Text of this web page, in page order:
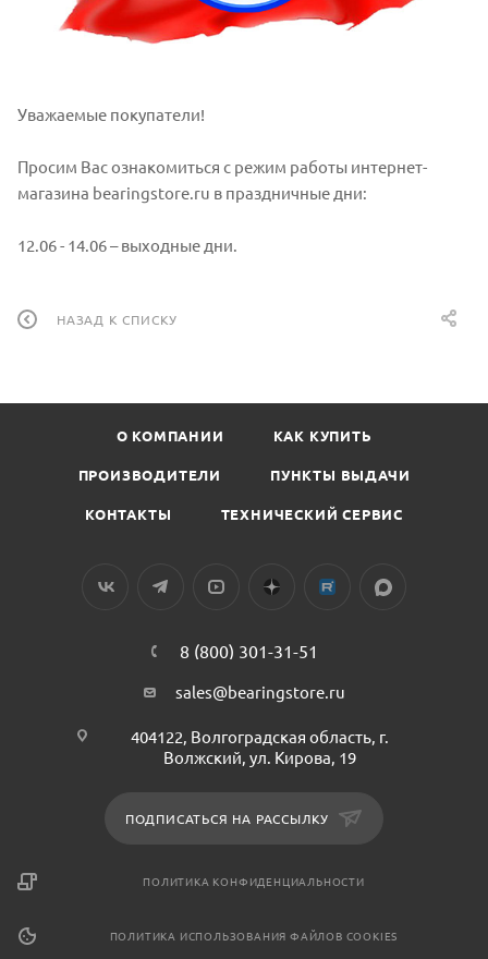
Уважаемые покупатели!
Просим Вас ознакомиться с режим работы интернет-
магазина bearingstore.ru в праздничные дни:
12.06 - 14.06 – выходные дни.
НАЗАД К СПИСКУ
О КОМПАНИИ КАК КУПИТЬ
ПРОИЗВОДИТЕЛИ ПУНКТЫ ВЫДАЧИ
КОНТАКТЫ ТЕХНИЧЕСКИЙ СЕРВИС
8 (800) 301-31-51
sales@bearingstore.ru
404122, Волгоградская область, г.
Волжский, ул. Кирова, 19
ПОДПИСАТЬСЯ НА РАССЫЛКУ
ПОЛИТИКА КОНФИДЕНЦИАЛЬНОСТИ
ПОЛИТИКА ИСПОЛЬЗОВАНИЯ ФАЙЛОВ COOKIES